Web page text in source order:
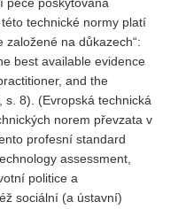
technické normy platí
na důkazech“:
best available evidence
and the
s. 8). (Evropská technická
norem převzata v
profesní standard
assessment,
politice a
sociální (a ústavní)